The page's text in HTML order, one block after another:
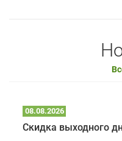
08.08.2026
Скидка выходного